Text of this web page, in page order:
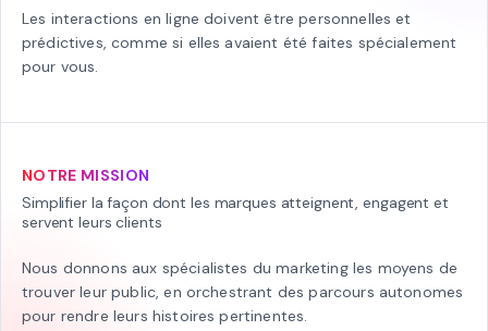
Les interactions en ligne doivent être personnelles et
prédictives, comme si elles avaient été faites spécialement
pour vous.
NOTRE MISSION
Simplifier la façon dont les marques atteignent, engagent et
servent leurs clients
Nous donnons aux spécialistes du marketing les moyens de
trouver leur public, en orchestrant des parcours autonomes
pour rendre leurs histoires pertinentes.